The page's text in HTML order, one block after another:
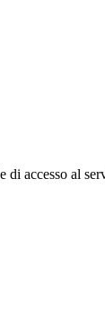
accesso al